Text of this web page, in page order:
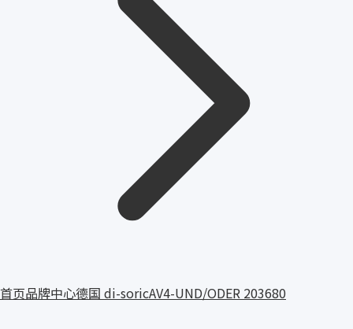
首页品牌中心德国 di-soricAV4-UND/ODER 203680